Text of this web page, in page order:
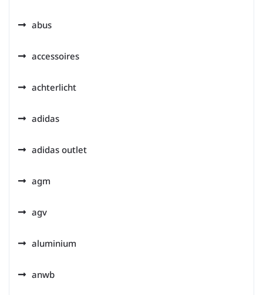
abus
accessoires
achterlicht
adidas
adidas outlet
agm
agv
aluminium
anwb